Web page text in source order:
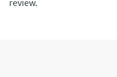
review.